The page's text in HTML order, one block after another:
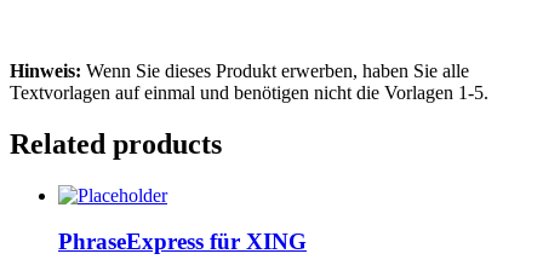
Hinweis: Wenn Sie dieses Produkt erwerben, haben Sie alle
Textvorlagen auf einmal und benötigen nicht die Vorlagen 1-5.
Related products
PhraseExpress für XING